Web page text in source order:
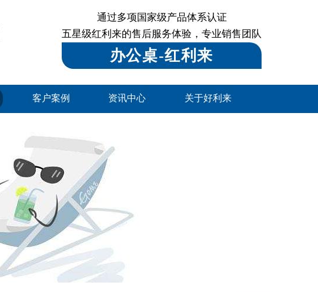
通过多项国家级产品体系认证
五星级红利来的售后服务体验，专业销售团队
办公桌-红利来
客户案例 资讯中心 关于好利来